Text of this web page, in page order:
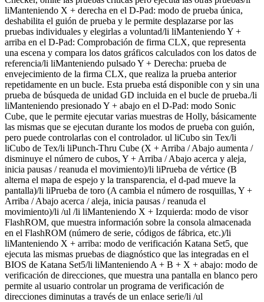
liManteniendo X + derecha en el D-Pad: modo de prueba única,
deshabilita el guión de prueba y le permite desplazarse por las
pruebas individuales y elegirlas a voluntad/li liManteniendo Y +
arriba en el D-Pad: Comprobación de firma CLX, que representa
una escena y compara los datos gráficos calculados con los datos de
referencia/li liManteniendo pulsado Y + Derecha: prueba de
envejecimiento de la firma CLX, que realiza la prueba anterior
repetidamente en un bucle. Esta prueba está disponible con y sin una
prueba de búsqueda de unidad GD incluida en el bucle de prueba./li
liManteniendo presionado Y + abajo en el D-Pad: modo Sonic
Cube, que le permite ejecutar varias muestras de Holly, básicamente
las mismas que se ejecutan durante los modos de prueba con guión,
pero puede controlarlas con el controlador. ul liCubo sin Tex/li
liCubo de Tex/li liPunch-Thru Cube (X + Arriba / Abajo aumenta /
disminuye el número de cubos, Y + Arriba / Abajo acerca y aleja,
inicia pausas / reanuda el movimiento)/li liPrueba de vértice (B
alterna el mapa de espejo y la transparencia, el d-pad mueve la
pantalla)/li liPrueba de toro (A cambia el número de rosquillas, Y +
Arriba / Abajo acerca / aleja, inicia pausas / reanuda el
movimiento)/li /ul /li liManteniendo X + Izquierda: modo de visor
FlashROM, que muestra información sobre la consola almacenada
en el FlashROM (número de serie, códigos de fábrica, etc.)/li
liManteniendo X + arriba: modo de verificación Katana Set5, que
ejecuta las mismas pruebas de diagnóstico que las integradas en el
BIOS de Katana Set5/li liManteniendo A + B + X + abajo: modo de
verificación de direcciones, que muestra una pantalla en blanco pero
permite al usuario controlar un programa de verificación de
direcciones diminutas a través de un enlace serie/li /ul